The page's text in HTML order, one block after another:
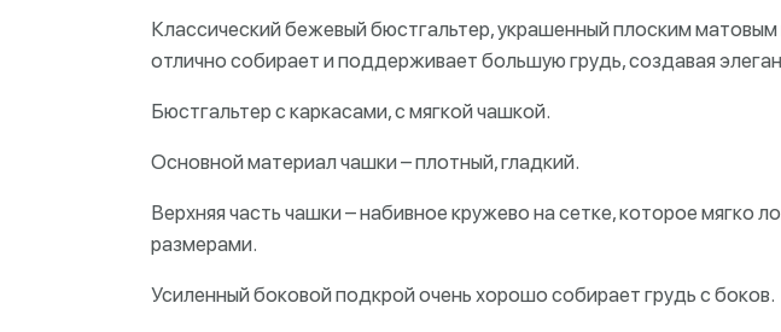
Классический бежевый бюстгальтер, украшенный плоским
отлично собирает и поддерживает большую грудь, создавая
Бюстгальтер с каркасами, с мягкой чашкой.
Основной материал чашки – плотный, гладкий.
Верхняя часть чашки – набивное кружево на сетке, которое мягко
размерами.
Усиленный боковой подкрой очень хорошо собирает грудь с боков.